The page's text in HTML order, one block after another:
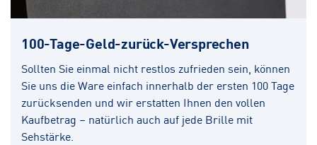
100-Tage-Geld-zurück-Versprechen
Sollten Sie einmal nicht restlos zufrieden sein, können
Sie uns die Ware einfach innerhalb der ersten 100 Tage
zurücksenden und wir erstatten Ihnen den vollen
Kaufbetrag – natürlich auch auf jede Brille mit
Sehstärke.